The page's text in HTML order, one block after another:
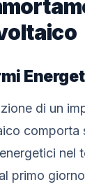
di un
comporta
nel
primo